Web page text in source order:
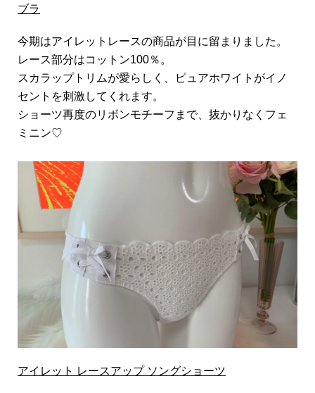
ブラ
今期はアイレットレースの商品が目に留まりました。
レース部分はコットン100％。
スカラップトリムが愛らしく、ピュアホワイトがイノ
セントを刺激してくれます。
ショーツ再度のリボンモチーフまで、抜かりなくフェ
ミニン♡
アイレット レースアップ ソングショーツ